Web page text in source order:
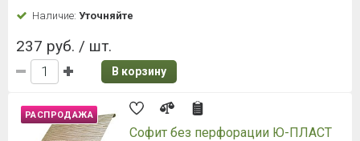
Наличие: Уточняйте
237 руб. / шт.
В корзину
РАСПРОДАЖА
Софит без перфорации Ю-ПЛАСТ